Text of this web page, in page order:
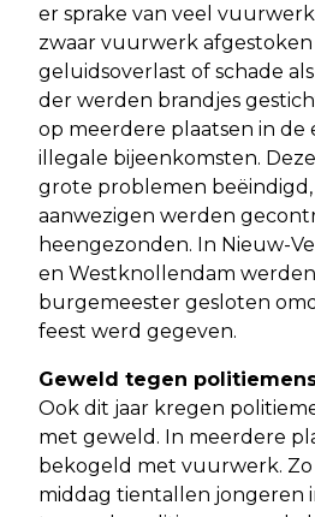
er sprake van veel
zwaar vuurwerk
geluidsoverlast of schade
der werden brandjes
op meerdere plaatsen in de
illegale bijeenkomsten.
grote problemen beëindigd,
aanwezigen werden
heengezonden. In Nieuw-
en Westknollendam
burgemeester gesloten
feest werd gegeven.
Geweld tegen
Ook dit jaar kregen
met geweld. In meerdere
bekogeld met vuurwerk.
middag tientallen jongeren